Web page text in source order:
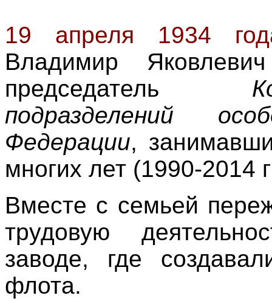
19 апреля 1934
Владимир
председатель
подразделений
Федерации,
многих лет (1990-2014
Вместе с семьей
трудовую
заводе, где
флота.